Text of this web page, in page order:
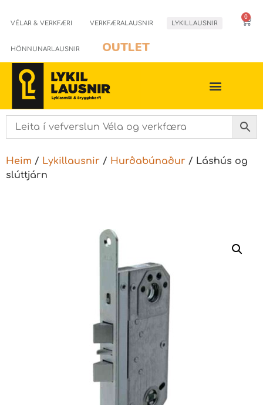
VÉLAR & VERKFÆRI VERKFÆRALAUSNIR LYKILLAUSNIR
HÖNNUNARLAUSNIR OUTLET
0
Heim / Lykillausnir / Hurðabúnaður / Láshús og
slúttjárn